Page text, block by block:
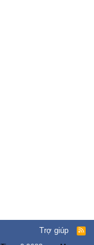
Trợ giúp
R